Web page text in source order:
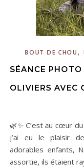
BOUT DE CHOU ,
SÉANCE
OLIVIERS AVEC
🌿✨ C’est au cœur du Jardin des Oliviers, à La Farlède, que
j’ai eu le plaisir
adorables enfants,
assortie, ils étaient